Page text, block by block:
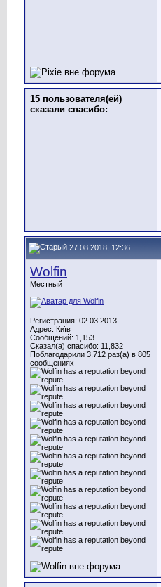
15 пользователя(ей)
сказали cпасибо:
27.08.2018, 12:36
Wolfin
Местный
Регистрация: 02.03.2013
Адрес: Київ
Сообщений: 1,153
Сказал(а) спасибо: 11,832
Поблагодарили 3,712 раз(а) в 805
сообщениях